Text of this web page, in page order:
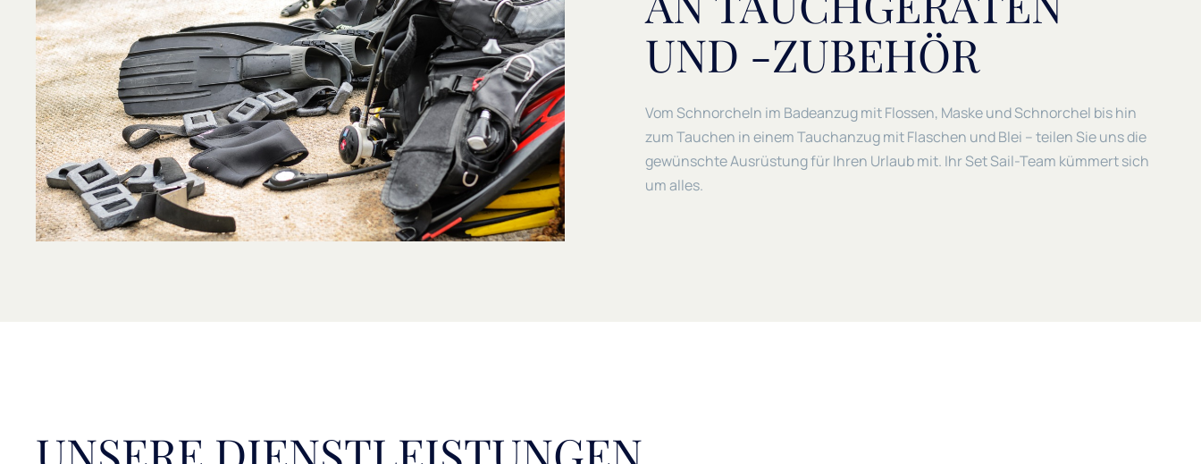
ND -ZUBEHÖR
Vom Schnorcheln im Badeanzug mit Flossen, Maske und Schnorchel bis hin
zum Tauchen in einem Tauchanzug mit Flaschen und Blei – teilen Sie uns die
gewünschte Ausrüstung für Ihren Urlaub mit. Ihr Set Sail-Team kümmert sich
um alles.